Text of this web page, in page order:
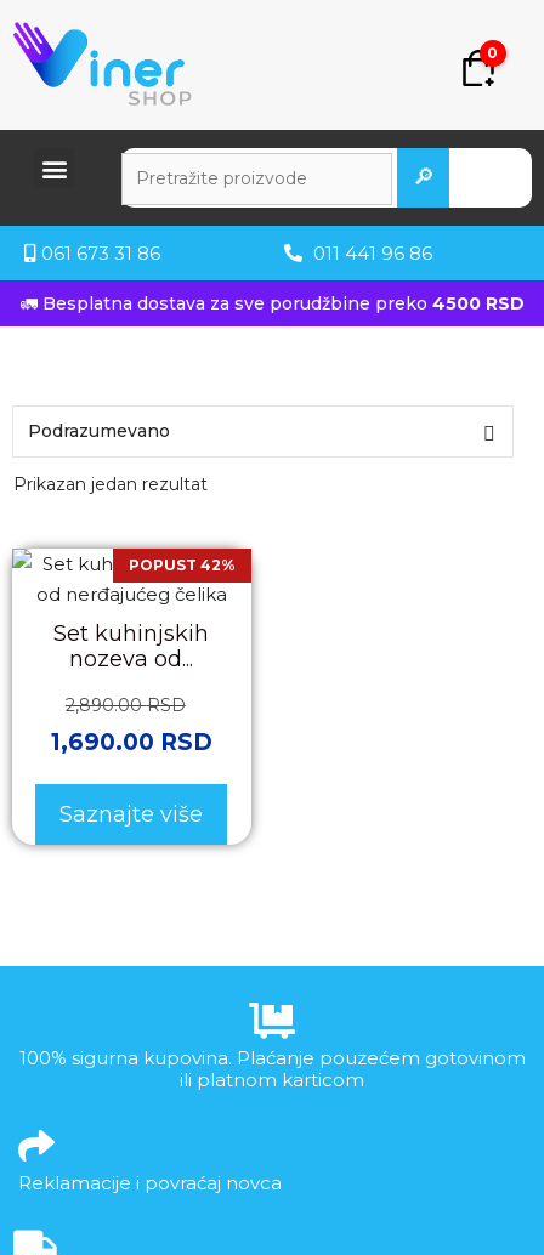
0
🔎
061 673 31 86 011 441 96 86
🚛 Besplatna dostava za sve porudžbine preko 4500 RSD
Prikazan jedan rezultat
POPUST 42%
Set kuhinjskih
nozeva od...
2,890.00RSD
1,690.00 RSD
Saznajte više
100% sigurna kupovina. Plaćanje pouzećem gotovinom
ili platnom karticom
Reklamacije i povraćaj novca